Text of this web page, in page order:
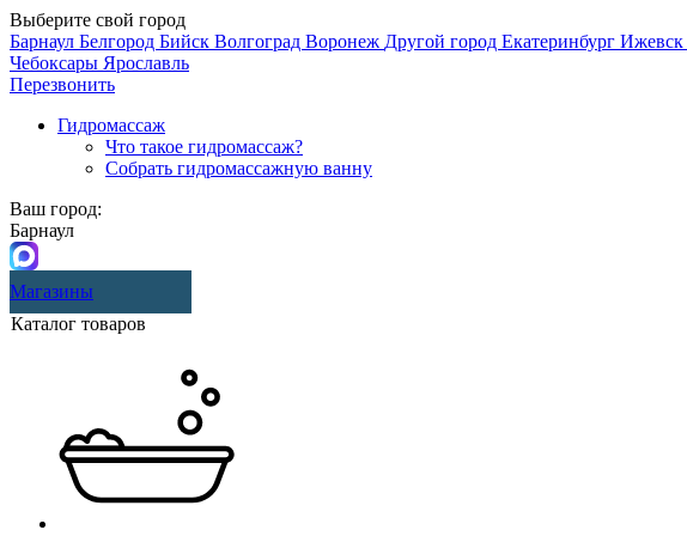
Выберите свой город
Барнаул Белгород Бийск Волгоград Воронеж Другой город Екатеринбург Ижевск
Чебоксары Ярославль
Перезвонить
Гидромассаж
Что такое гидромассаж?
Собрать гидромассажную ванну
Ваш город:
Барнаул
Магазины
Каталог товаров